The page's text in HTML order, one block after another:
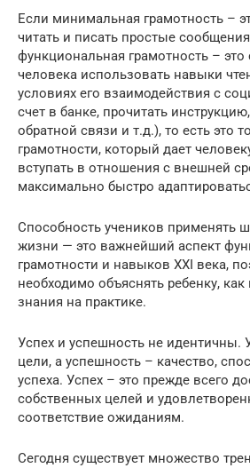
Если минимальная грамотность –
читать и писать простые
функциональная грамотность – это
человека использовать навыки
условиях его взаимодействия с
счет в банке, прочитать
обратной связи и т.д.), то есть это
грамотности, который дает
вступать в отношения с внешней
максимально быстро
Способность учеников применять
жизни — это важнейший аспект
грамотности и навыков XXI века,
необходимо объяснять ребенку,
знания на практике.
Успех и успешность не идентичны.
цели, а успешность – качество,
успеха. Успех – это прежде всего
собственных целей и
соответствие ожиданиям.
Сегодня существует множество